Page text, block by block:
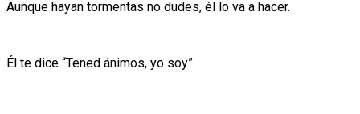
Aunque hayan tormentas no dudes, él lo va a hacer.
Él te dice “Tened ánimos, yo soy”.